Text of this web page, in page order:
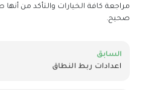
مراجعة كافة الخيارات والتأكد من
صحيح.
السابق
اعدادات ربط النطاق